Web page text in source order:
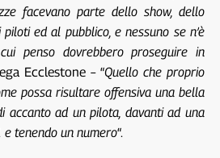
facevano parte dello show, dello
ed al pubblico, e nessuno se n’è
penso dovrebbero proseguire in
Ecclestone – “Quello che proprio
possa risultare offensiva una bella
accanto ad un pilota, davanti ad una
tenendo un numero“.